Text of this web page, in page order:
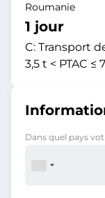
Roumanie
1 jour
C: Transport
3,5 t < PTAC ≤
Dans quel pays